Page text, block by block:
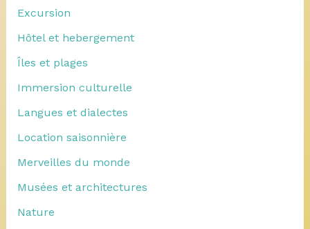
Excursion
Hôtel et hebergement
Îles et plages
Immersion culturelle
Langues et dialectes
Location saisonnière
Merveilles du monde
Musées et architectures
Nature